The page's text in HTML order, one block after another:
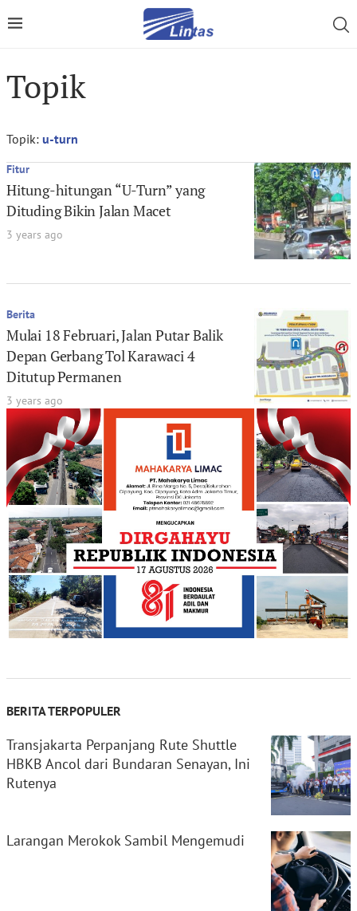
Topik
Topik: u-turn
Fitur
Hitung-hitungan “U-Turn” yang
Dituding Bikin Jalan Macet
3 years ago
Berita
Mulai 18 Februari, Jalan Putar Balik
Depan Gerbang Tol Karawaci 4
Ditutup Permanen
3 years ago
BERITA TERPOPULER
Transjakarta Perpanjang Rute Shuttle
HBKB Ancol dari Bundaran Senayan, Ini
Rutenya
Larangan Merokok Sambil Mengemudi